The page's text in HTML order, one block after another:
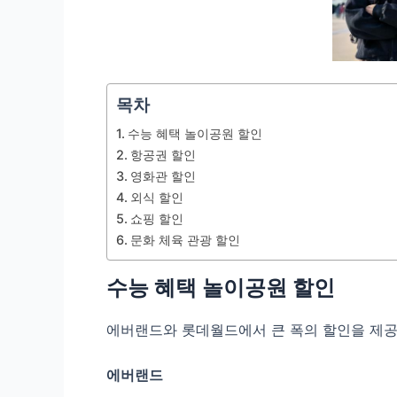
목차
수능 혜택 놀이공원 할인
항공권 할인
영화관 할인
외식 할인
쇼핑 할인
문화 체육 관광 할인
수능 혜택 놀이공원 할인
에버랜드와 롯데월드에서 큰 폭의 할인을 제
에버랜드